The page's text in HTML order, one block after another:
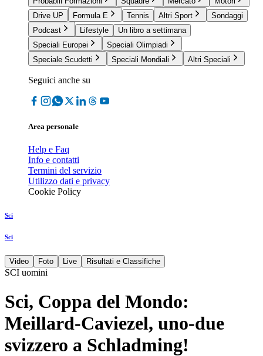
Drive UP
Formula E Tennis Altri Sport
Sondaggi
Podcast
Lifestyle
Un libro a settimana
Speciali Europei
Speciali Olimpiadi
Speciale Scudetti
Speciali Mondiali Altri Speciali
Seguici anche su
Area personale
Help e Faq
Info e contatti
Termini del servizio
Utilizzo dati e privacy
Cookie Policy
Sci
Sci
Video Foto Live Risultati e Classifiche
SCI uomini
Sci, Coppa del Mondo:
Meillard-Caviezel, uno-due
svizzero a Schladming!